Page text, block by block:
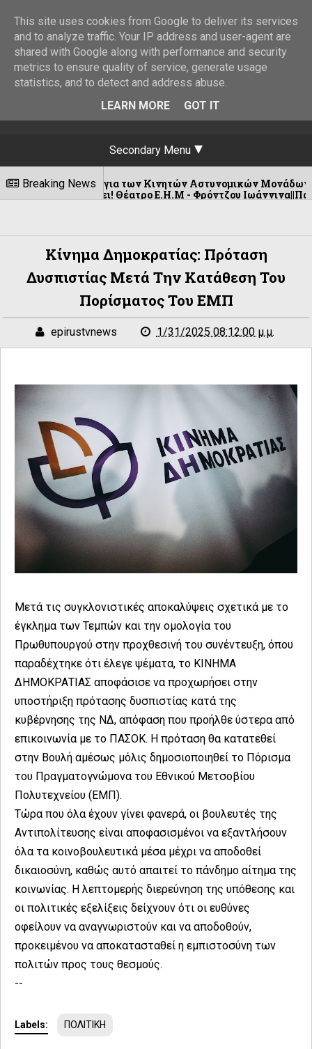
Secondary Menu
Breaking Newsτων Κινητών Αστυνομικών Μονάδων στην Ήπειρο
Θέατρο Ε.Η.Μ - Φρόντζου Ιωάννινα||Παρασκευή 18
Κίνημα Δημοκρατίας: Πρόταση
Δυσπιστίας Μετά Την Κατάθεση Του
Πορίσματος Του ΕΜΠ
epirustvnews 1/31/2025 08:12:00 μ.μ.
Μετά τις συγκλονιστικές αποκαλύψεις σχετικά με το
έγκλημα των Τεμπών και την ομολογία του
Πρωθυπουργού στην προχθεσινή του συνέντευξη, όπου
παραδέχτηκε ότι έλεγε ψέματα, το ΚΙΝΗΜΑ
ΔΗΜΟΚΡΑΤΙΑΣ αποφάσισε να προχωρήσει στην
υποστήριξη πρότασης δυσπιστίας κατά της
κυβέρνησης της ΝΔ, απόφαση που προήλθε ύστερα από
επικοινωνία με το ΠΑΣΟΚ. Η πρόταση θα κατατεθεί
στην Βουλή αμέσως μόλις δημοσιοποιηθεί το Πόρισμα
του Πραγματογνώμονα του Εθνικού Μετσοβίου
Πολυτεχνείου (ΕΜΠ).
Τώρα που όλα έχουν γίνει φανερά, οι βουλευτές της
Αντιπολίτευσης είναι αποφασισμένοι να εξαντλήσουν
όλα τα κοινοβουλευτικά μέσα μέχρι να αποδοθεί
δικαιοσύνη, καθώς αυτό απαιτεί το πάνδημο αίτημα της
κοινωνίας. Η λεπτομερής διερεύνηση της υπόθεσης και
οι πολιτικές εξελίξεις δείχνουν ότι οι ευθύνες
οφείλουν να αναγνωριστούν και να αποδοθούν,
προκειμένου να αποκατασταθεί η εμπιστοσύνη των
πολιτών προς τους θεσμούς.
--
Labels: ΠΟΛΙΤΙΚΗ
This site uses cookies from Google to deliver its services
and to analyze traffic. Your IP address and user-agent are
shared with Google along with performance and security
metrics to ensure quality of service, generate usage
statistics, and to detect and address abuse.
LEARN MORE
GOT IT